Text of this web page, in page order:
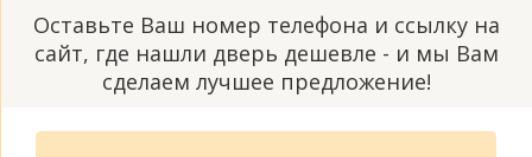
Оставьте Ваш номер телефона и ссылку на
сайт, где нашли дверь дешевле - и мы Вам
сделаем лучшее предложение!